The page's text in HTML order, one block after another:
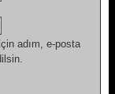
adım, e-posta